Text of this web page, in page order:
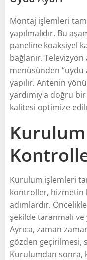
Montaj işlemleri
yapılmalıdır. Bu
paneline koaksiyel
bağlanır. Televizyon
menüsünden “uydu
yapılır. Antenin
yardımıyla doğru
kalitesi optimize
Kurulum
Kurulum işlemleri
kontroller, hizmetin
adımlardır.
şekilde taranmalı
Ayrıca, zaman
gözden geçirilmesi,
Kurulumdan sonra,